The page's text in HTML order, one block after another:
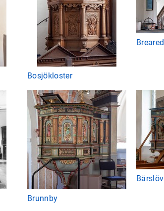
Bosjökloster
Breared
Brunnby
Bårslöv